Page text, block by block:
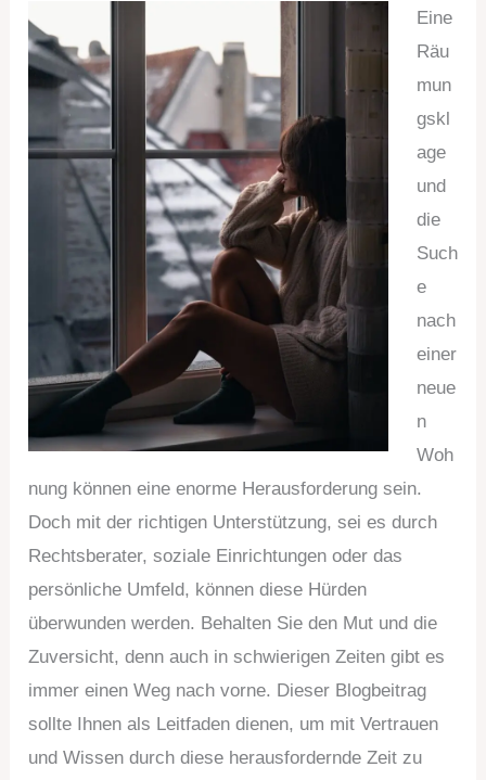
Eine
Räu
mun
gskl
age
und
die
Such
e
nach
einer
neue
n
Woh
nung können eine enorme Herausforderung sein.
Doch mit der richtigen Unterstützung, sei es durch
Rechtsberater, soziale Einrichtungen oder das
persönliche Umfeld, können diese Hürden
überwunden werden. Behalten Sie den Mut und die
Zuversicht, denn auch in schwierigen Zeiten gibt es
immer einen Weg nach vorne. Dieser Blogbeitrag
sollte Ihnen als Leitfaden dienen, um mit Vertrauen
und Wissen durch diese herausfordernde Zeit zu